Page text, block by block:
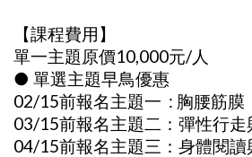
【課程費用】
單一主題原價10,000元/人
● 單選主題早鳥優惠
02/15前報名主題一 : 胸腰筋膜
03/15前報名主題二：彈性行走
04/15前報名主題三：身體閱讀